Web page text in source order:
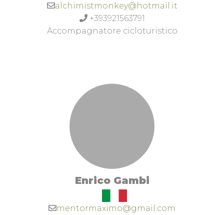
alchimistmonkey@hotmail.it
+393921563791
Accompagnatore cicloturistico
Enrico Gambi
mentormaximo@gmail.com